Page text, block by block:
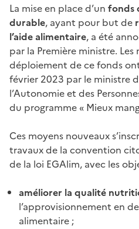
La mise en place d’un fonds
durable, ayant pour but de
l’aide alimentaire, a été
par la Première ministre.
déploiement de ce fonds
février 2023 par le ministre
l’Autonomie et des
du programme « Mieux
Ces moyens nouveaux
travaux de la convention
de la loi EGAlim, avec les
améliorer la qualité
l’approvisionnement en
alimentaire ;